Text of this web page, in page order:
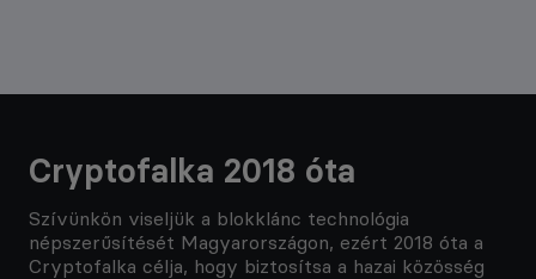
Cryptofalka 2018 óta
Szívünkön viseljük a blokklánc technológia
népszerűsítését Magyarországon, ezért 2018 óta a
Cryptofalka célja, hogy biztosítsa a hazai közösség